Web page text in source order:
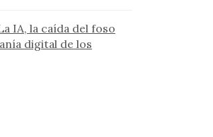
IA, la caída del foso
digital de los